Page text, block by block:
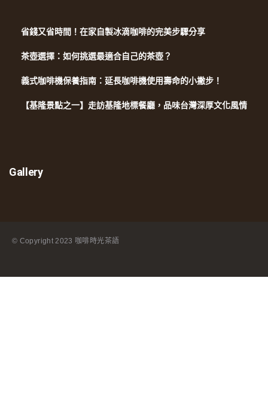
省錢又省時間！在家自製冰滴咖啡的完美步驟分享
茶壺選擇：如何挑選最適合自己的茶壺？
義式咖啡機保養指南：延長咖啡機使用壽命的小撇步！
【基隆景點之一】走訪基隆地標餐廳，品味台灣深厚文化風情
Gallery
© Copyright2023 咖啡時光茶語